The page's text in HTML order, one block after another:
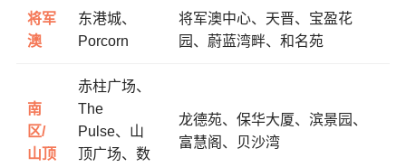
将军
澳
东港城、
Porcorn
将军澳中心、天晋、宝盈花
园、蔚蓝湾畔、和名苑
南
区/
山顶
赤柱广场、
The
Pulse、山
顶广场、数
龙德苑、保华大厦、滨景园、
富慧阁、贝沙湾